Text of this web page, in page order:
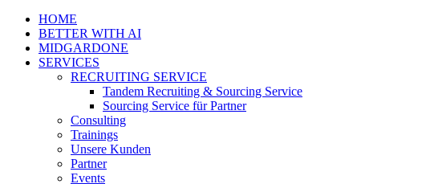
HOME
BETTER WITH AI
MIDGARDONE
SERVICES
RECRUITING SERVICE
Tandem Recruiting & Sourcing Service
Sourcing Service für Partner
Consulting
Trainings
Unsere Kunden
Partner
Events